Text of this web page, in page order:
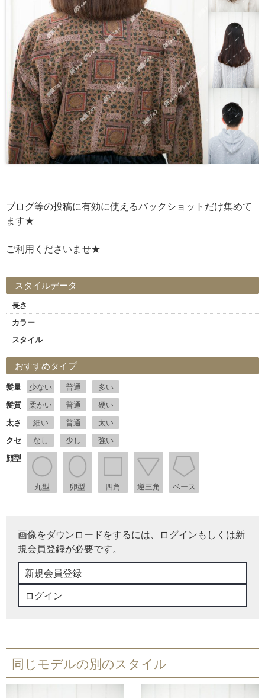
ブログ等の投稿に有効に使えるバックショットだけ集めて
ます★
ご利用くださいませ★
スタイルデータ
長さ
カラー
スタイル
おすすめタイプ
髪量 少ない 普通
多い
髪質
柔かい 普通
硬い
太さ
細い 普通
太い
クセ
なし 少し
強い
顔型
丸型 卵型 四角 逆三角 ベース
画像をダウンロードをするには、ログインもしくは新
規会員登録が必要です。
新規会員登録
ログイン
同じモデルの別のスタイル